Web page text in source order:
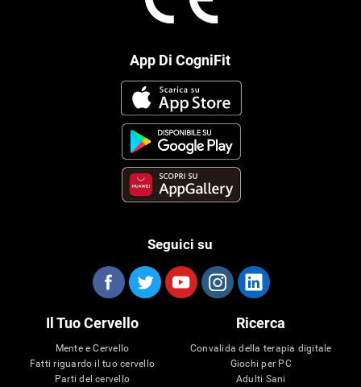
App Di CogniFit
Seguici su
Il Tuo Cervello
Mente e Cervello
Fatti riguardo il tuo cervello
Parti del cervello
Ricerca
Convalida della terapia digitale
Giochi per PC
Adulti Sani